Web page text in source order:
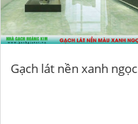
Gạch lát nền xanh ngọc